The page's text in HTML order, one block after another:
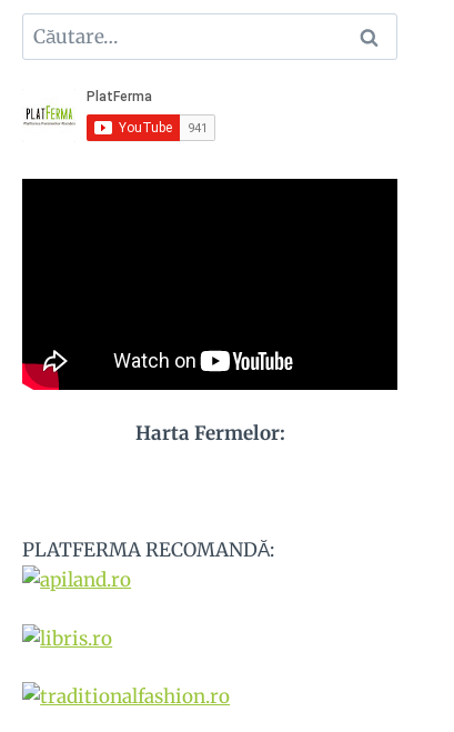
Caută
după:
Harta Fermelor:
PLATFERMA RECOMANDĂ: